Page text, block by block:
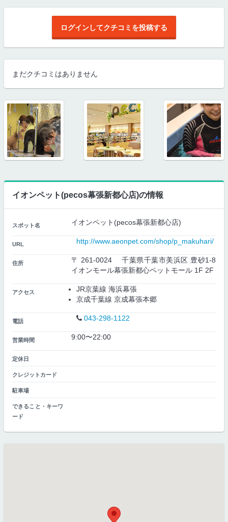
ログインしてクチコミを投稿する
まだクチコミはありません
イオンペット(pecos幕張新都心店)の情報
スポット名 イオンペット(pecos幕張新都心店)
URL http://www.aeonpet.com/shop/p_makuhari/
住所
〒 261-0024 千葉県千葉市美浜区 豊砂1-8
イオンモール幕張新都心ペットモール 1F 2F
アクセス
JR京葉線 海浜幕張
京成千葉線 京成幕張本郷
電話 043-298-1122
営業時間 9:00〜22:00
定休日
クレジットカード
駐車場
できること・キーワ
ード